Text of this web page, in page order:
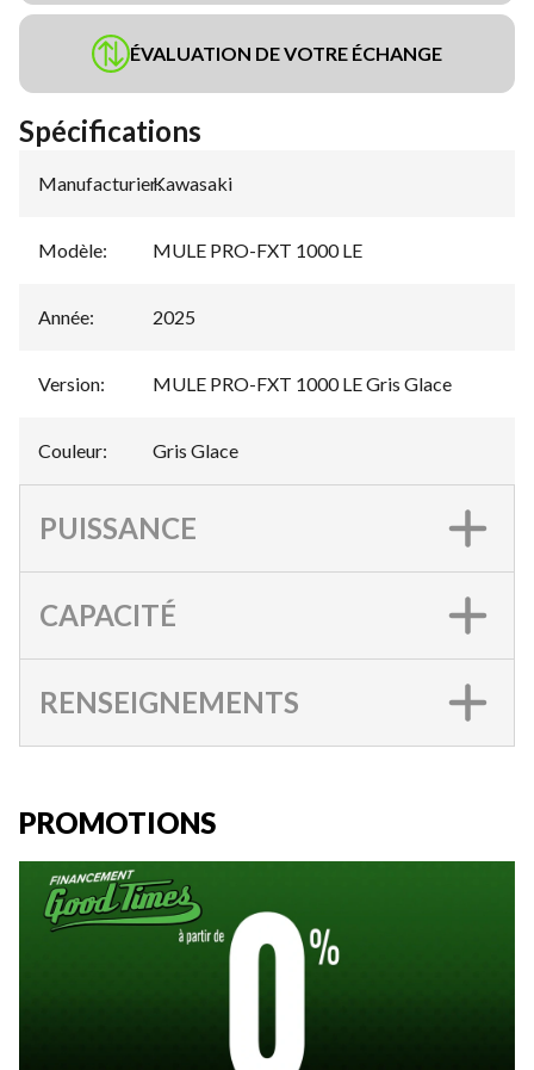
ÉVALUATION DE VOTRE ÉCHANGE
Spécifications
Manufacturier:
Kawasaki
Modèle: MULE PRO-FXT 1000 LE
Année: 2025
Version: MULE PRO-FXT 1000 LE Gris Glace
Couleur: Gris Glace
PUISSANCE
CAPACITÉ
RENSEIGNEMENTS
PROMOTIONS